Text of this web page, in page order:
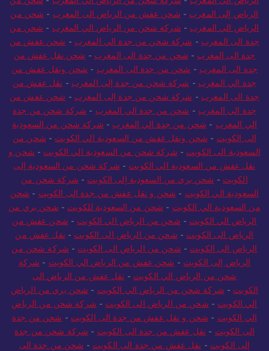
الرياض إلى المغرب - شحن عفش من الرياض الى المغرب - شحن من
الرياض الي المغرب - شركة شحن من الرياض الي المغرب - شحن من
جدة الى المغرب - شركة شحن من جدة الي المغرب - شحن عفش من
جدة الى المغرب - شحن من جدة الى المغرب - شحن نقل عفش من
جدة الى المغرب - شحن من جدة الى المغرب - شحن ونقل عفش من
جدة الي المغرب - شركة شحن من جدة إلى المغرب - نقل عفش من
جدة الى المغرب - شركة شحن من جدة إلى المغرب - شحن عفش من
جدة الي المغرب - شحن من جدة الي المغرب - شركة شحن من جدة
الي المغرب - شحن من جدة الي المغرب - شركة شحن من السعودية
الى الكويت - شحن ونقل عفش من السعودية الي الكويت - شحن من
السعودية الى الكويت - شركة شحن من السعودية الي الكويت - شحن و
نقل عفش من السعودية الي الكويت - شركة شحن من السعودية إلى
الكويت - شحن بري من السعودية إلى الكويت - شركة شحن من
السعودية الي الكويت - شحن و نقل عفش من جدة الى الكويت - شحن
من السعودية الي الكويت - شحن من السعودية للكويت - شحن بري من
الرياض الي الكويت - شحن من الرياض الي الكويت - شحن عفش من
الرياض الى الكويت - شحن من الرياض الى الكويت - نقل عفش من
الرياض الى الكويت - شحن من الرياض الى الكويت - شركة شحن من
الرياض إلى الكويت - شحن عفش من الرياض الي الكويت - شركة
شحن من الرياض الي الكويت - نقل عفش من الرياض الى
الكويت - شركة شحن من الرياض الي الكويت - شحن بري من الرياض
الي الكويت - شحن من الرياض الى الكويت - شركة شحن من الرياض
الي الكويت - شحن و نقل عفش من جدة الى الكويت - شحن من جدة
الى الكويت - نقل عفش من جدة الى الكويت - شركة شحن من جدة
إلى الكويت - نقل عفش من جدة الى الكويت - شحن من جدة الى